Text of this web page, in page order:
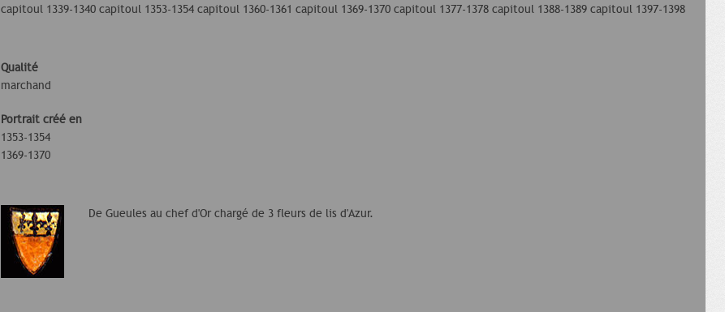
capitoul 1339-1340 capitoul 1353-1354 capitoul 1360-1361 capitoul 1369-1370 capitoul 1377-1378 capitoul 1388-1389 capitoul 1397-1398
Qualité
marchand
Portrait créé en
1353-1354
1369-1370
De Gueules au chef d'Or chargé de 3 fleurs de lis d'Azur.